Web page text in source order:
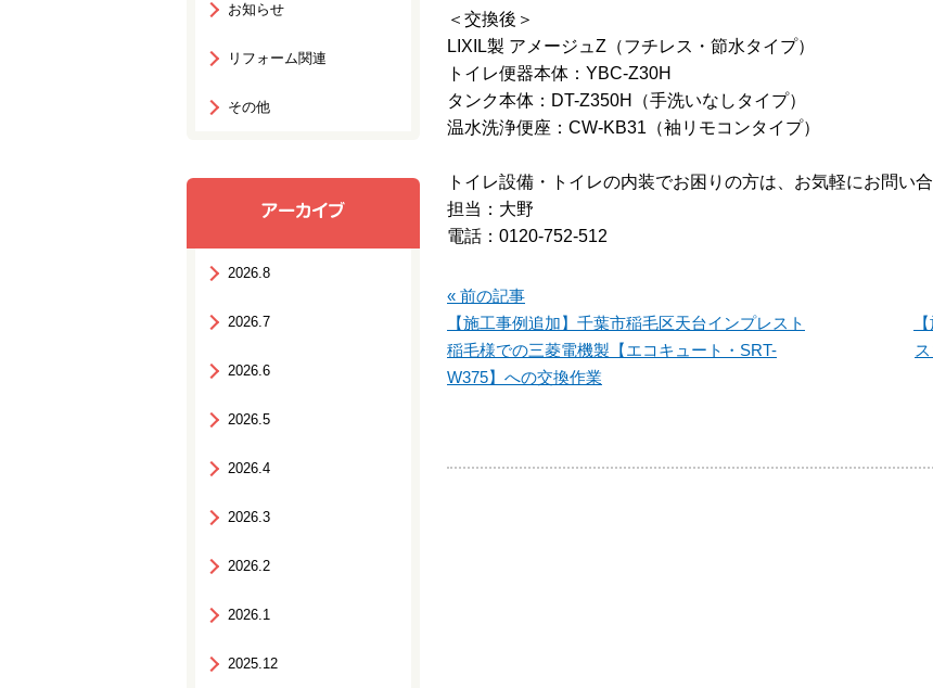
お知らせ
リフォーム関連
その他
2026.8
2026.7
2026.6
2026.5
2026.4
2026.3
2026.2
2026.1
2025.12
＜交換後＞
LIXIL製 アメージュZ（フチレス・節水タイプ）
トイレ便器本体：YBC-Z30H
タンク本体：DT-Z350H（手洗いなしタイプ）
温水洗浄便座：CW-KB31（袖リモコンタイプ）
トイレ設備・トイレの内装でお困りの方は、お気軽にお問い
担当：大野
電話：0120-752-512
« 前の記事
【施工事例追加】千葉市稲毛区天台インプレスト
稲毛様での三菱電機製【エコキュート・SRT-
W375】への交換作業